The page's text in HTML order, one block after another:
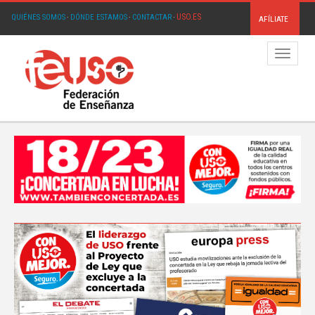
QUIÉNES SOMOS· DÓNDE ESTAMOS· CONTACTAR· USO.ES AFÍLIATE
Menú